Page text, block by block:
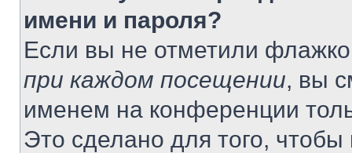
имени и пароля?
Если вы не отметили
при каждом посещении, вы
именем на конференции
Это сделано для того, чтобы